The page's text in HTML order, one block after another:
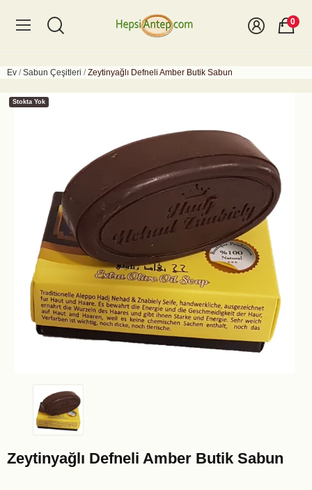
0
Ev Sabun Çeşitleri Zeytinyağlı Defneli Amber Butik Sabun
Stokta Yok
Zeytinyağlı Defneli Amber Butik Sabun